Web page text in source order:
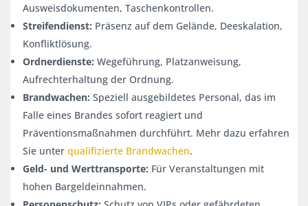
Ausweisdokumenten, Taschenkontrollen.
Streifendienst: Präsenz auf dem Gelände, Deeskalation,
Konfliktlösung.
Ordnerdienste: Wegeführung, Platzanweisung,
Aufrechterhaltung der Ordnung.
Brandwachen: Speziell ausgebildetes Personal, das im
Falle eines Brandes sofort reagiert und
Präventionsmaßnahmen durchführt. Mehr dazu erfahren
Sie unterqualifizierte Brandwachen.
Geld- und Werttransporte: Für Veranstaltungen mit
hohen Bargeldeinnahmen.